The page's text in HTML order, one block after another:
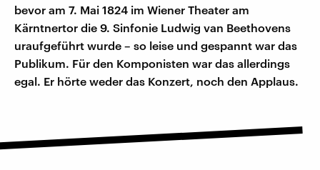
bevor am 7. Mai 1824 im Wiener Theater am
Kärntnertor die 9. Sinfonie Ludwig van Beethovens
uraufgeführt wurde – so leise und gespannt war das
Publikum. Für den Komponisten war das allerdings
egal. Er hörte weder das Konzert, noch den Applaus.